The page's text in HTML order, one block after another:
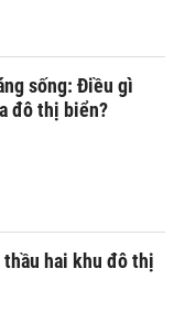
sống: Điều gì
đô thị biển?
hai khu đô thị